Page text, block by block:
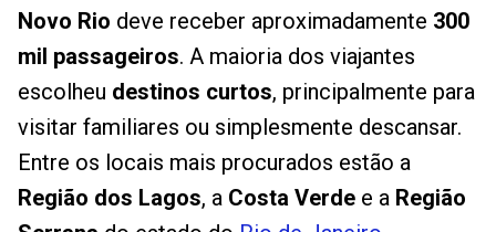
Novo Rio deve receber aproximadamente 300
mil passageiros. A maioria dos viajantes
escolheu destinos curtos, principalmente para
visitar familiares ou simplesmente descansar.
Entre os locais mais procurados estão a
Região dos Lagos, a Costa Verde e a Região